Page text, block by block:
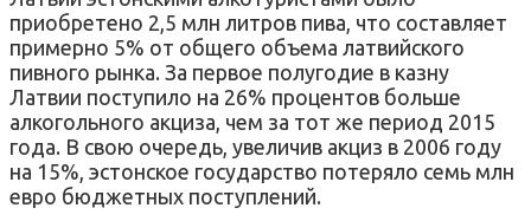
приобретено 2,5 млн литров пива, что составляет
примерно 5% от общего объема латвийского
пивного рынка. За первое полугодие в казну
Латвии поступило на 26% процентов больше
алкогольного акциза, чем за тот же период 2015
года. В свою очередь, увеличив акциз в 2006 году
на 15%, эстонское государство потеряло семь млн
евро бюджетных поступлений.